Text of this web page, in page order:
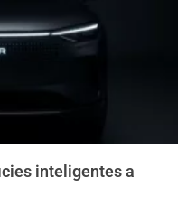
inteligentes a